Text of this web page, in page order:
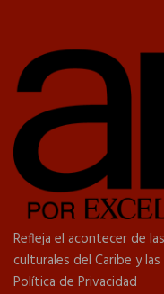
Refleja el acontecer de
culturales del Caribe y las
Política de Privacidad